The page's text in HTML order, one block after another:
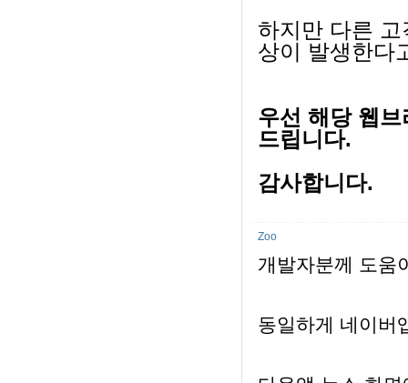
하지만 다른 고
상이 발생한다
우선 해당 웹
드립니다.
감사합니다.
Zoo
개발자분께 도움
동일하게 네이버